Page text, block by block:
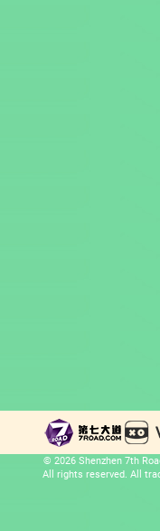
© 2026 Shenzhen 7th
All rights reserved. All